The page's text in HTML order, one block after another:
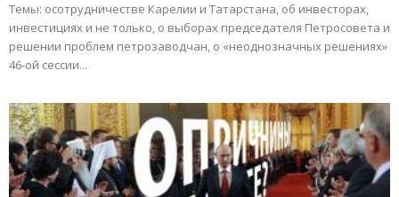
Темы: осотрудничестве Карелии и Татарстана, об инвесторах,
инвестициях и не только, о выборах председателя Петросовета и
решении проблем петрозаводчан, о «неоднозначных решениях»
46-ой сессии...